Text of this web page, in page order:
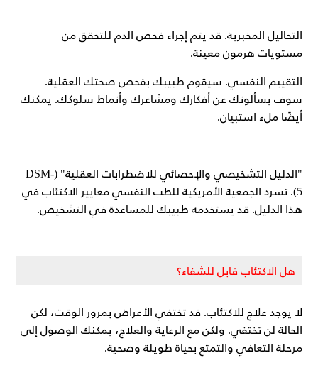
التحاليل المخبرية. قد يتم إجراء فحص الدم للتحقق من
مستويات هرمون معينة.
التقييم النفسي. سيقوم طبيبك بفحص صحتك العقلية.
سوف يسألونك عن أفكارك ومشاعرك وأنماط سلوكك. يمكنك
أيضًا ملء استبيان.
"الدليل التشخيصي والإحصائي للاضطرابات العقلية" (DSM-
5). تسرد الجمعية الأمريكية للطب النفسي معايير الاكتئاب في
هذا الدليل. قد يستخدمه طبيبك للمساعدة في التشخيص.
هل الاكتئاب قابل للشفاء؟
لا يوجد علاج للاكتئاب. قد تختفي الأعراض بمرور الوقت، لكن
الحالة لن تختفي. ولكن مع الرعاية والعلاج، يمكنك الوصول إلى
مرحلة التعافي والتمتع بحياة طويلة وصحية.